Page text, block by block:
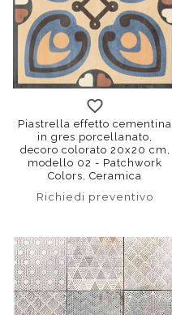
Piastrella effetto cementina
in gres porcellanato,
decoro colorato 20x20 cm,
modello 02 - Patchwork
Colors, Ceramica
Richiedi preventivo